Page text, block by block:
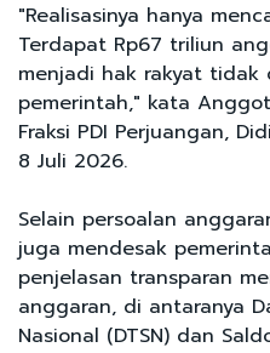
"Realisasinya hanya
Terdapat Rp67 triliun
menjadi hak rakyat tidak
pemerintah," kata
Fraksi PDI Perjuangan,
8 Juli 2026.
Selain persoalan
juga mendesak
penjelasan transparan
anggaran, di antaranya
Nasional (DTSN) dan